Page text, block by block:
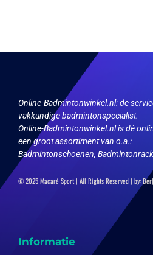
Online-Badmintonwinkel.nl:de
vakkundige badmintonspecialist.
Online-Badmintonwinkel.nl is dé
een groot assortiment van o.a.:
Badmintonschoenen,
© 2025 Macaré Sport | All Rights Reserved | by:
Informatie